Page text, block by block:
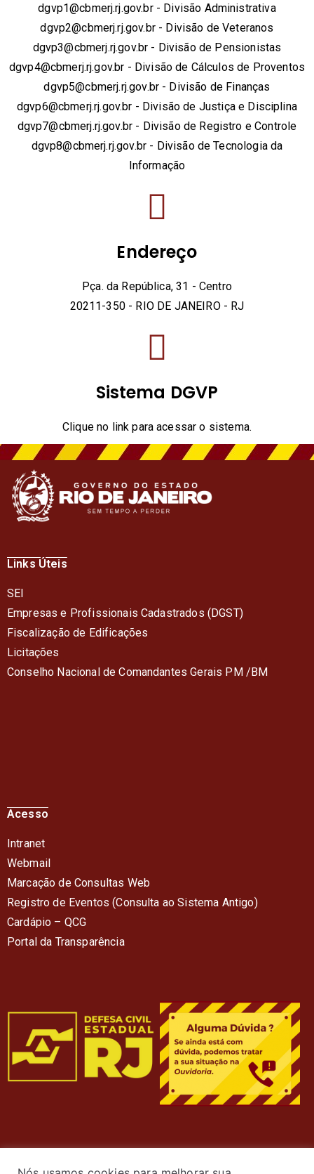
dgvp1@cbmerj.rj.gov.br - Divisão Administrativa
dgvp2@cbmerj.rj.gov.br - Divisão de Veteranos
dgvp3@cbmerj.rj.gov.br - Divisão de Pensionistas
dgvp4@cbmerj.rj.gov.br - Divisão de Cálculos de Proventos
dgvp5@cbmerj.rj.gov.br - Divisão de Finanças
dgvp6@cbmerj.rj.gov.br - Divisão de Justiça e Disciplina
dgvp7@cbmerj.rj.gov.br - Divisão de Registro e Controle
dgvp8@cbmerj.rj.gov.br - Divisão de Tecnologia da
Informação
Endereço
Pça. da República, 31 - Centro
20211-350 - RIO DE JANEIRO - RJ
Sistema DGVP
Clique no link para acessar o sistema.
Links Úteis
SEI
Empresas e Profissionais Cadastrados (DGST)
Fiscalização de Edificações
Licitações
Conselho Nacional de Comandantes Gerais PM /BM
Acesso
Intranet
Webmail
Marcação de Consultas Web
Registro de Eventos (Consulta ao Sistema Antigo)
Cardápio – QCG
Portal da Transparência